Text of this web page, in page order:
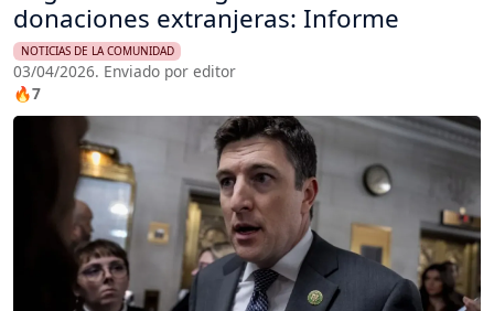
donaciones extranjeras: Informe
NOTICIAS DE LA COMUNIDAD
03/04/2026. Enviado por editor
🔥7
Imagen